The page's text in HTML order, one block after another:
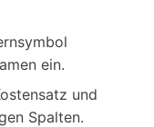
ein.
und
Spalten.